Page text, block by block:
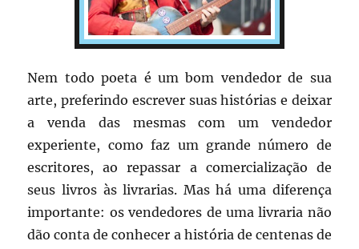
Nem todo poeta é um bom vendedor de sua
arte, preferindo escrever suas histórias e deixar
a venda das mesmas com um vendedor
experiente, como faz um grande número de
escritores, ao repassar a comercialização de
seus livros às livrarias. Mas há uma diferença
importante: os vendedores de uma livraria não
dão conta de conhecer a história de centenas de